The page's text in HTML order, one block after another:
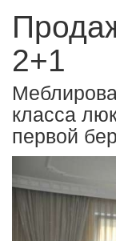
2+1
класса
первой